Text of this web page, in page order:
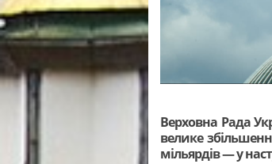
Верховна Рада
велике
мільярдів — у